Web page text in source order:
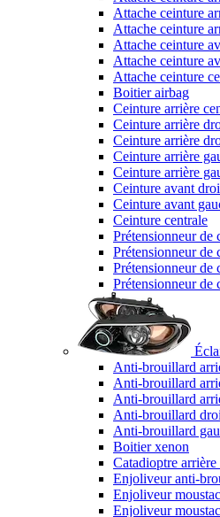
Attache ceinture
Attache ceinture
Attache ceinture
Attache ceinture
Attache ceinture
Boitier airbag
Ceinture arrière
Ceinture arrière
Ceinture arrière
Ceinture arrière
Ceinture arrière
Ceinture avant
Ceinture avant
Ceinture centrale
Prétensionneur de
Prétensionneur de
Prétensionneur de
Prétensionneur de
Anti-brouillard
Anti-brouillard
Anti-brouillard
Anti-brouillard
Anti-brouillard
Boitier xenon
Catadioptre
Enjoliveur anti-
Enjoliveur
Enjoliveur